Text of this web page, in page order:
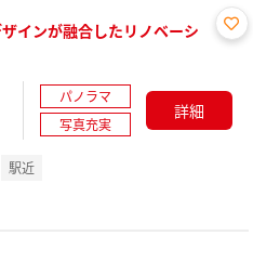
り登
インが融合したリノベーシ
パノラマ
写真充実
詳細
駅近